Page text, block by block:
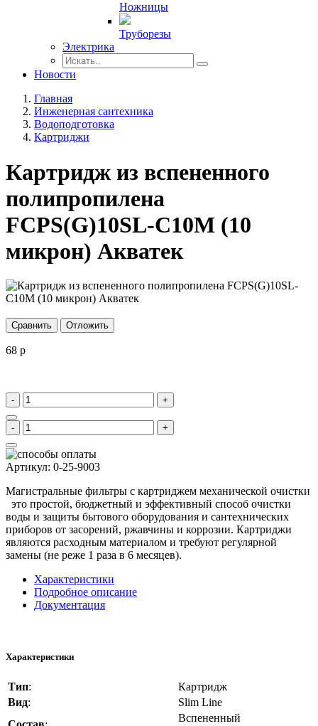
Ножницы
Труборезы
Электрика
Новости
Главная
Инженерная сантехника
Водоподготовка
Картриджи
Картридж из вспененного
полипропилена
FCPS(G)10SL-C10M (10
микрон) Акватек
Сравнить Отложить
68 p
- +
- +
Артикул: 0-25-9003
Магистральные фильтры с картриджем механической очистки
это простой, бюджетный и эффективный способ очистки
воды и защиты бытового оборудования и сантехнических
приборов от засорений, ржавчины и коррозии. Картриджи
являются расходным материалом и требуют регулярной
замены (не реже 1 раза в 6 месяцев).
Характеристики
Подробное описание
Документация
Характеристики
Тип:
Картридж
Вид:
Slim Line
Вспененный